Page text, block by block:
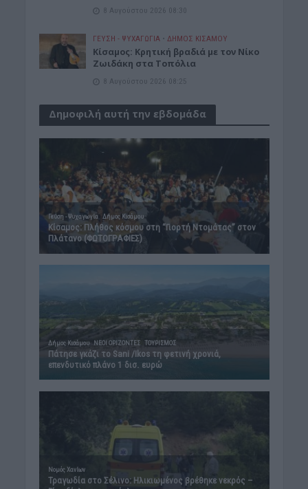
8 Αυγούστου 2026 08:30
ΓΕΎΣΗ - ΨΥΧΑΓΩΓΊΑ • ΔΉΜΟΣ ΚΙΣΆΜΟΥ
Kίσαμος: Κρητική βραδιά με τον Νίκο
Ζωιδάκη στα Τοπόλια
8 Αυγούστου 2026 08:25
Δημοφιλή αυτή την εβδομάδα